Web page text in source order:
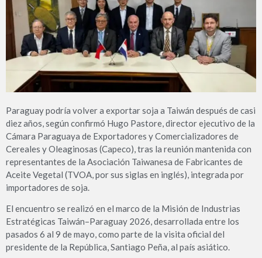
Paraguay podría volver a exportar soja a Taiwán después de casi
diez años, según confirmó Hugo Pastore, director ejecutivo de la
Cámara Paraguaya de Exportadores y Comercializadores de
Cereales y Oleaginosas (Capeco), tras la reunión mantenida con
representantes de la Asociación Taiwanesa de Fabricantes de
Aceite Vegetal (TVOA, por sus siglas en inglés), integrada por
importadores de soja.
El encuentro se realizó en el marco de la Misión de Industrias
Estratégicas Taiwán–Paraguay 2026, desarrollada entre los
pasados 6 al 9 de mayo, como parte de la visita oficial del
presidente de la República, Santiago Peña, al país asiático.